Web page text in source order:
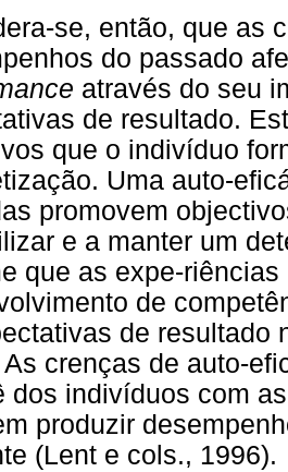
se, então, que as
do passado
através do seu
de resultado.
que o indivíduo
Uma auto-
promovem
e a manter um
que as expe-
de
de resultado
As crenças de auto-
dos indivíduos com
produzir
(Lent e cols., 1996).